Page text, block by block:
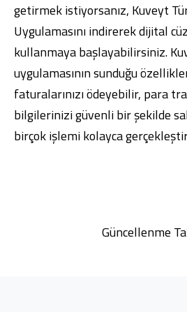
getirmek istiyorsanız, Kuveyt
Uygulamasınıindirerek dijital
kullanmaya başlayabilirsiniz.
uygulamasının sunduğu
faturalarınızı ödeyebilir, para
bilgilerinizi güvenli bir şekilde
birçok işlemi kolayca
Güncellenme